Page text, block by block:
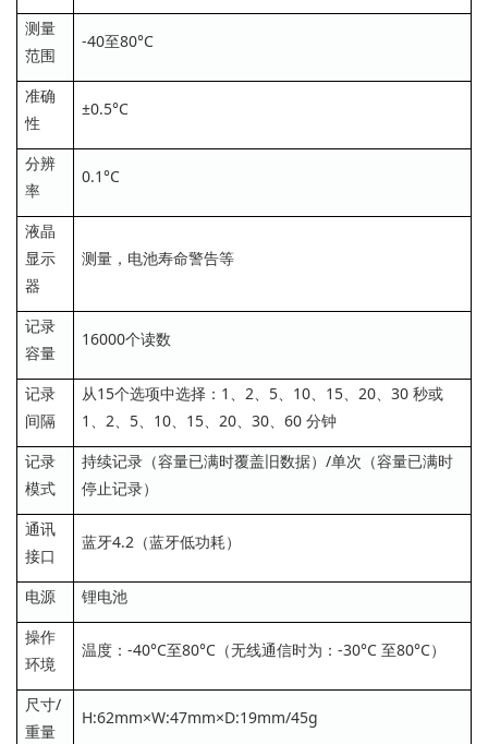
测量
范围
-40至80°C
准确
性
±0.5°C
分辨
率
0.1°C
液晶
显示
器
测量，电池寿命警告等
记录
容量
16000个读数
记录
间隔
从15个选项中选择：1、2、5、10、15、20、30 秒或
1、2、5、10、15、20、30、60 分钟
记录
模式
持续记录（容量已满时覆盖旧数据）/单次（容量已满时
停止记录）
通讯
接口
蓝牙4.2（蓝牙低功耗）
电源
锂电池
操作
环境
温度：-40°C至80°C（无线通信时为：-30°C 至80°C）
尺寸/
重量
H:62mm×W:47mm×D:19mm/45g